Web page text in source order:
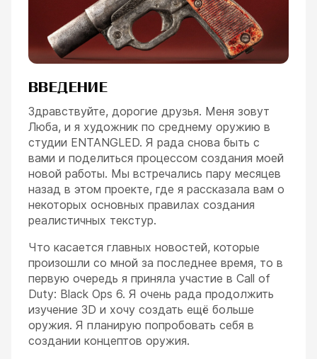
ESC
ВВЕДЕНИЕ
Здравствуйте, дорогие друзья. Меня зовут
Люба, и я художник по среднему оружию в
студии ENTANGLED. Я рада снова быть с
вами и поделиться процессом создания моей
новой работы. Мы встречались пару месяцев
назад в этом проекте, где я рассказала вам о
некоторых основных правилах создания
реалистичных текстур.
Что касается главных новостей, которые
произошли со мной за последнее время, то в
первую очередь я приняла участие в Call of
Duty: Black Ops 6. Я очень рада продолжить
изучение 3D и хочу создать ещё больше
оружия. Я планирую попробовать себя в
создании концептов оружия.